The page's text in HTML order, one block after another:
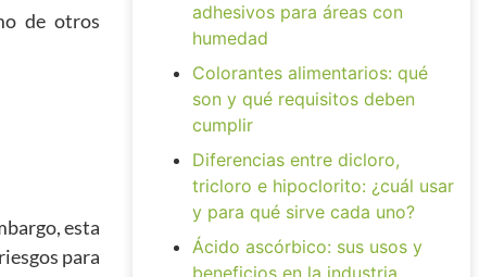
de otros
esta
para
adhesivos para áreas con
humedad
Colorantes alimentarios: qué
son y qué requisitos deben
cumplir
Diferencias entre dicloro,
tricloro e hipoclorito: ¿cuál usar
y para qué sirve cada uno?
Ácido ascórbico: sus usos y
beneficios en la industria